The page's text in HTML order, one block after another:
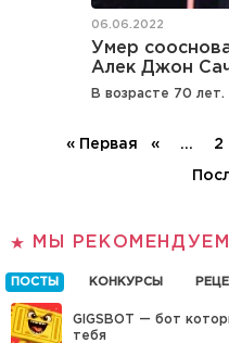
06.06.2022
Умер
Алек Джон
В возрасте 70 лет.
« Первая « ... 2
МЫ РЕКОМЕНДУЕМ
ПОСТЫ КОНКУРСЫ
GIGSBOT — бот
тебя